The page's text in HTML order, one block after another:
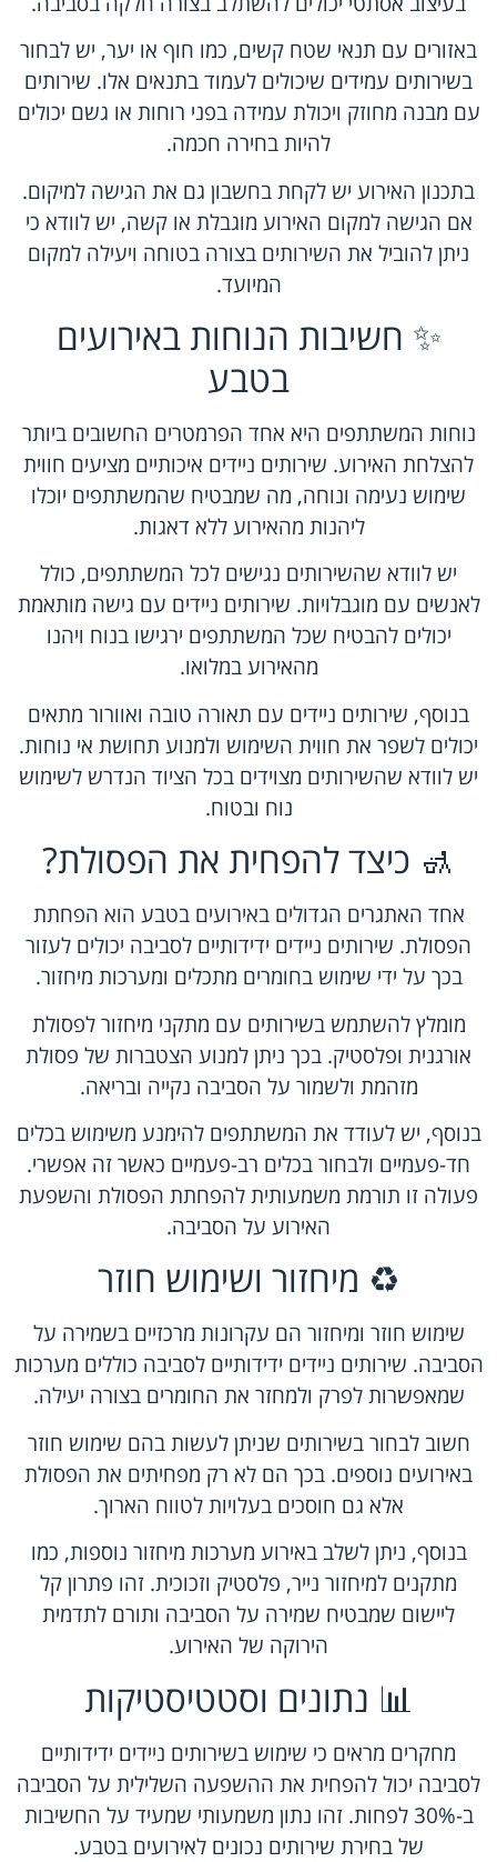
באזורים עם תנאי שטח קשים, כמו חוף או יער, יש לבחור
בשירותים עמידים שיכולים לעמוד בתנאים אלו. שירותים
עם מבנה מחוזק ויכולת עמידה בפני רוחות או גשם יכולים
להיות בחירה חכמה.
בתכנון האירוע יש לקחת בחשבון גם את הגישה למיקום.
אם הגישה למקום האירוע מוגבלת או קשה, יש לוודא כי
ניתן להוביל את השירותים בצורה בטוחה ויעילה למקום
המיועד.
✨ חשיבות הנוחות באירועים
בטבע
נוחות המשתתפים היא אחד הפרמטרים החשובים ביותר
להצלחת האירוע. שירותים ניידים איכותיים מציעים חווית
שימוש נעימה ונוחה, מה שמבטיח שהמשתתפים יוכלו
ליהנות מהאירוע ללא דאגות.
יש לוודא שהשירותים נגישים לכל המשתתפים, כולל
לאנשים עם מוגבלויות. שירותים ניידים עם גישה מותאמת
יכולים להבטיח שכל המשתתפים ירגישו בנוח ויהנו
מהאירוע במלואו.
בנוסף, שירותים ניידים עם תאורה טובה ואוורור מתאים
יכולים לשפר את חווית השימוש ולמנוע תחושת אי נוחות.
יש לוודא שהשירותים מצוידים בכל הציוד הנדרש לשימוש
נוח ובטוח.
🚮 כיצד להפחית את הפסולת?
אחד האתגרים הגדולים באירועים בטבע הוא הפחתת
הפסולת. שירותים ניידים ידידותיים לסביבה יכולים לעזור
בכך על ידי שימוש בחומרים מתכלים ומערכות מיחזור.
מומלץ להשתמש בשירותים עם מתקני מיחזור לפסולת
אורגנית ופלסטיק. בכך ניתן למנוע הצטברות של פסולת
מזהמת ולשמור על הסביבה נקייה ובריאה.
בנוסף, יש לעודד את המשתתפים להימנע משימוש בכלים
חד-פעמיים ולבחור בכלים רב-פעמיים כאשר זה אפשרי.
פעולה זו תורמת משמעותית להפחתת הפסולת והשפעת
האירוע על הסביבה.
♻️ מיחזור ושימוש חוזר
שימוש חוזר ומיחזור הם עקרונות מרכזיים בשמירה על
הסביבה. שירותים ניידים ידידותיים לסביבה כוללים מערכות
שמאפשרות לפרק ולמחזר את החומרים בצורה יעילה.
חשוב לבחור בשירותים שניתן לעשות בהם שימוש חוזר
באירועים נוספים. בכך הם לא רק מפחיתים את הפסולת
אלא גם חוסכים בעלויות לטווח הארוך.
בנוסף, ניתן לשלב באירוע מערכות מיחזור נוספות, כמו
מתקנים למיחזור נייר, פלסטיק וזכוכית. זהו פתרון קל
ליישום שמבטיח שמירה על הסביבה ותורם לתדמית
הירוקה של האירוע.
📊 נתונים וסטטיסטיקות
מחקרים מראים כי שימוש בשירותים ניידים ידידותיים
לסביבה יכול להפחית את ההשפעה השלילית על הסביבה
ב-30% לפחות. זהו נתון משמעותי שמעיד על החשיבות
של בחירת שירותים נכונים לאירועים בטבע.